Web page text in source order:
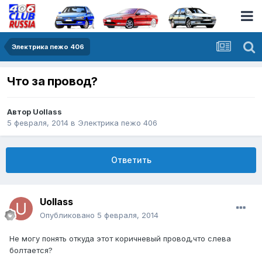
Электрика пежо 406
Что за провод?
Автор Uollass
5 февраля, 2014 в Электрика пежо 406
Ответить
Uollass
Опубликовано 5 февраля, 2014
Не могу понять откуда этот коричневый провод,что слева
болтается?